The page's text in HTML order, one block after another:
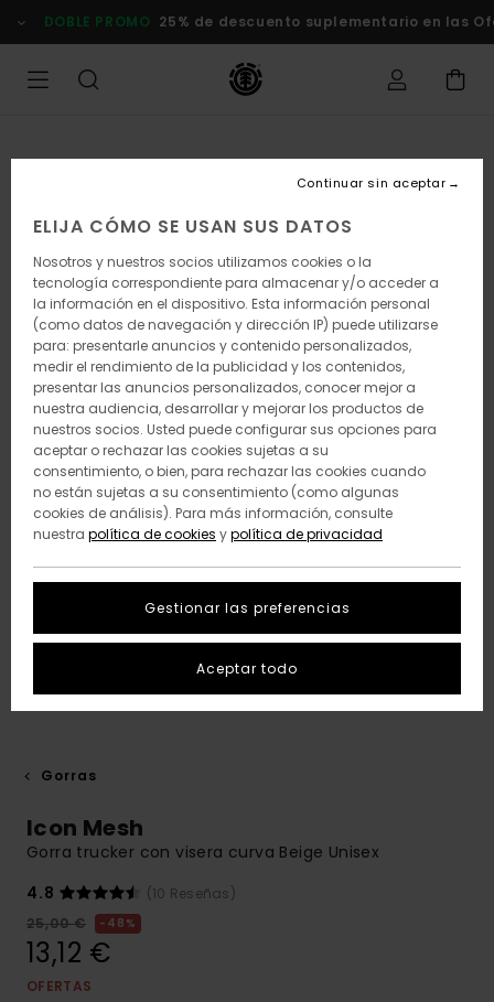
la
DOBLE PROMO 25% de descuento suplementario en las
Gorras
Icon Mesh
Gorra trucker con visera curva Beige Unisex
4.8
(10 Reseñas)
25,00 €
48%
13,12 €
OFERTAS
ELIJA CÓMO SE USAN SUS DATOS
Nosotros y nuestros socios utilizamos cookies o la
tecnología correspondiente para almacenar y/o acceder a
la información en el dispositivo. Esta información personal
(como datos de navegación y dirección IP) puede utilizarse
para: presentarle anuncios y contenido personalizados,
medir el rendimiento de la publicidad y los contenidos,
presentar las anuncios personalizados, conocer mejor a
nuestra audiencia, desarrollar y mejorar los productos de
nuestros socios. Usted puede configurar sus opciones para
aceptar o rechazar las cookies sujetas a su
consentimiento, o bien, para rechazar las cookies cuando
no están sujetas a su consentimiento (como algunas
cookies de análisis). Para más información, consulte
nuestra política de cookies ypolítica de privacidad
Gestionar las preferencias
Continuar sin aceptar
Aceptar todo